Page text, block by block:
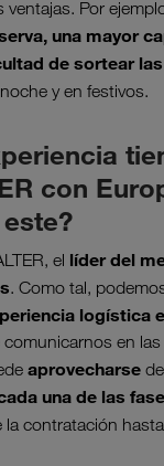
Por
una mayor
de sortear
y en festivos.
con
el líder del
. Como tal,
logística
en
aprovecharse
una de las
la contratación